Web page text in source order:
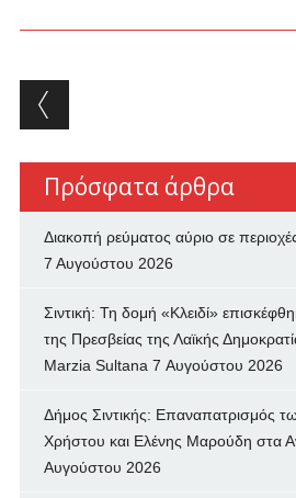
Post navigation
Πρόσφατα άρθρα
Διακοπή ρεύματος αύριο σε
7 Αυγούστου 2026
Σιντική: Τη δομή «Κλειδί»
της Πρεσβείας της Λαϊκής
Marzia Sultana 7 Αυγούστου 2026
Δήμος Σιντικής: Επαναπατρισμός
Χρήστου και Ελένης Μαρούδη στα
Αυγούστου 2026